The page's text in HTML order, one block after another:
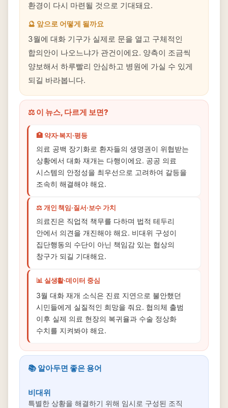
환경이 다시 마련될 것으로 기대돼요.
🔮 앞으로 어떻게 될까요
3월에 대화 기구가 실제로 문을 열고 구체적인
합의안이 나오느냐가 관건이에요. 양측이 조금씩
양보해서 하루빨리 안심하고 병원에 가실 수 있게
되길 바라봅니다.
⚖️ 이 뉴스, 다르게 보면?
🏥 약자·복지·평등
의료 공백 장기화로 환자들의 생명권이 위협받는
상황에서 대화 재개는 다행이에요. 공공 의료
시스템의 안정성을 최우선으로 고려하여 갈등을
조속히 해결해야 해요.
⚖️ 개인 책임·질서·보수 가치
의료진은 직업적 책무를 다하며 법적 테두리
안에서 의견을 개진해야 해요. 비대위 구성이
집단행동의 수단이 아닌 책임감 있는 협상의
창구가 되길 기대해요.
📊 실생활·데이터 중심
3월 대화 재개 소식은 진료 지연으로 불안했던
시민들에게 실질적인 희망을 줘요. 협의체 출범
이후 실제 의료 현장의 복귀율과 수술 정상화
수치를 지켜봐야 해요.
📚 알아두면 좋은 용어
비대위
특별한 상황을 해결하기 위해 임시로 구성된 조직